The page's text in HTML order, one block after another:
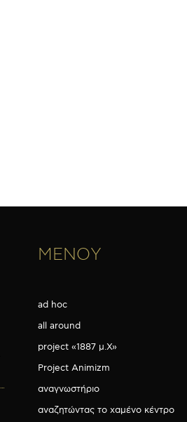
ΜΕΝΟΥ
ad hoc
all around
project «1887 μ.Χ»
Project Animizm
αναγνωστήριο
αναζητώντας το χαμένο κέντρο